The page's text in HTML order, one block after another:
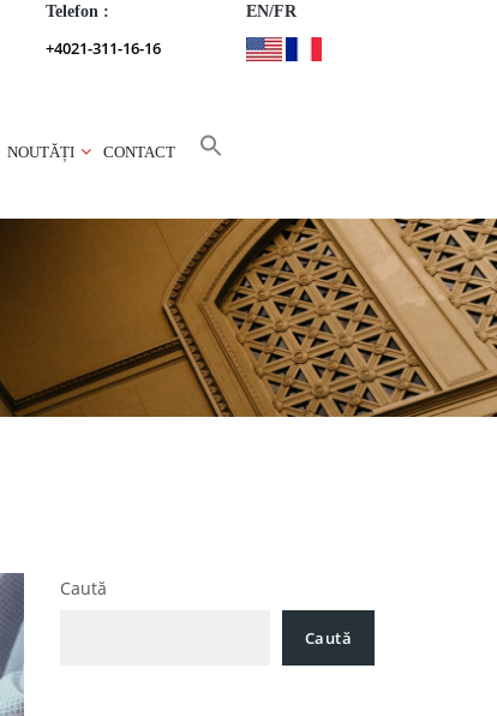
Telefon :
+4021-311-16-16
EN/FR
NOUTĂȚI CONTACT
Caută
Caută